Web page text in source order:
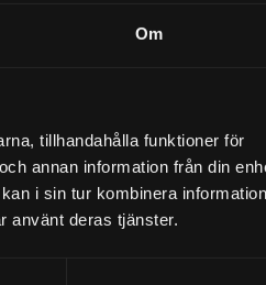
Om
tillhandahålla funktioner för
annan information från din
i sin tur kombinera
använt deras tjänster.